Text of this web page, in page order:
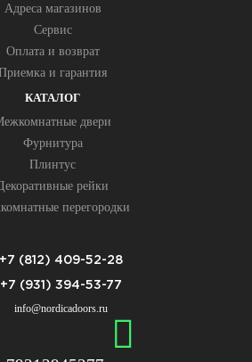
Адреса магазинов
Сервис
Оплата и возврат
и гарантия
КАТАЛОГ
двери
Фурнитура
Плинтус
рейки
перегородки
+7 (812) 409-52-28
+7 (931) 394-53-77
info@nordicadoors.ru